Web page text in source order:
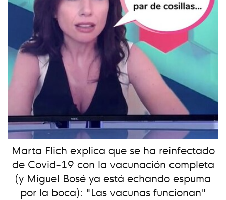
Marta Flich explica que se ha reinfectado
de Covid-19 con la vacunación completa
(y Miguel Bosé ya está echando espuma
por la boca): "Las vacunas funcionan"